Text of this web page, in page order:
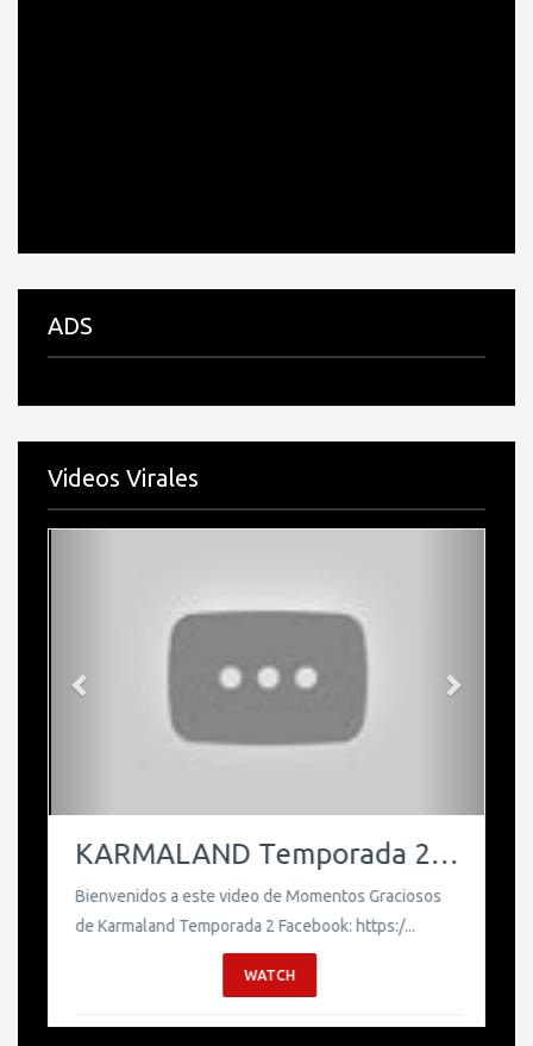
ADS
Videos Virales
KARMALAND Temporada 2 Momentos Graciosos Parte 1
Bienvenidos a este video de Momentos Graciosos
de Karmaland Temporada 2 Facebook: https:/...
WATCH